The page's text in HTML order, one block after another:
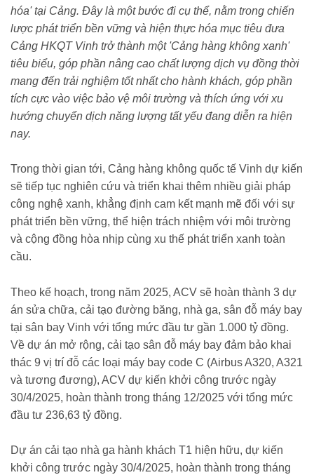
hóa' tại Cảng. Đây là một bước đi cụ thể, nằm trong chiến
lược phát triển bền vững và hiện thực hóa mục tiêu đưa
Cảng HKQT Vinh trở thành một 'Cảng hàng không xanh'
tiêu biểu, góp phần nâng cao chất lượng dịch vụ đồng thời
mang đến trải nghiệm tốt nhất cho hành khách, góp phần
tích cực vào việc bảo vệ môi trường và thích ứng với xu
hướng chuyển dịch năng lượng tất yếu đang diễn ra hiện
nay.
Trong thời gian tới, Cảng hàng không quốc tế Vinh dự kiến
sẽ tiếp tục nghiên cứu và triển khai thêm nhiều giải pháp
công nghệ xanh, khẳng định cam kết mạnh mẽ đối với sự
phát triển bền vững, thể hiện trách nhiệm với môi trường
và cộng đồng hòa nhịp cùng xu thế phát triển xanh toàn
cầu.
Theo kế hoạch, trong năm 2025, ACV sẽ hoàn thành 3 dự
án sửa chữa, cải tạo đường băng, nhà ga, sân đỗ máy bay
tại sân bay Vinh với tổng mức đầu tư gần 1.000 tỷ đồng.
Về dự án mở rộng, cải tạo sân đỗ máy bay đảm bảo khai
thác 9 vị trí đỗ các loại máy bay code C (Airbus A320, A321
và tương đương), ACV dự kiến khởi công trước ngày
30/4/2025, hoàn thành trong tháng 12/2025 với tổng mức
đầu tư 236,63 tỷ đồng.
Dự án cải tạo nhà ga hành khách T1 hiện hữu, dự kiến
khởi công trước ngày 30/4/2025, hoàn thành trong tháng